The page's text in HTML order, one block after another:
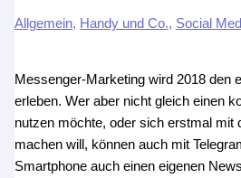
Allgemein, Handy und Co., Social
Messenger-Marketing wird 2018 den
erleben. Wer aber nicht gleich einen
nutzen möchte, oder sich erstmal mit
machen will, können auch mit
Smartphone auch einen eigenen